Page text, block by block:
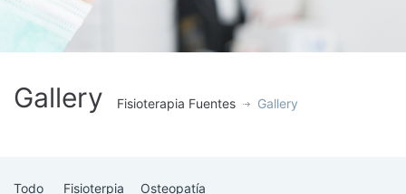
Gallery Fisioterapia Fuentes Gallery
Todo Fisioterpia Osteopatía